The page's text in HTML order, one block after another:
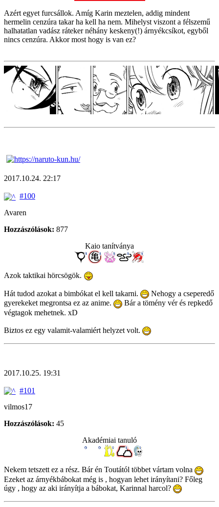
Azért egyet furcsállok. Amíg Karin meztelen, addig mindent
hermelin cenzúra takar ha kell ha nem. Mihelyst viszont a félszemű
halhatatlan vadász ráteker néhány keskeny(!) árnyékcsíkot, egyből
nincs cenzúra. Akkor most hogy is van ez?
2017.10.24. 22:17
#100
Avaren
Hozzászólások: 877
Kaio tanítványa
Azok taktikai hörcsögök.
Hát tudod azokat a bimbókat el kell takarni.
Nehogy a cseperedő
gyerekeket megrontsa ez az anime.
Bár a tömény vér és repkedő
végtagok mehetnek. xD
Biztos ez egy valamit-valamiért helyzet volt.
2017.10.25. 19:31
#101
vilmos17
Hozzászólások: 45
Akadémiai tanuló
Nekem tetszett ez a rész. Bár én Toutától többet vártam volna
Ezeket az árnyékbábokat még is , hogyan lehet irányítani? Főleg
úgy , hogy az aki irányítja a bábokat, Karinnal harcol?